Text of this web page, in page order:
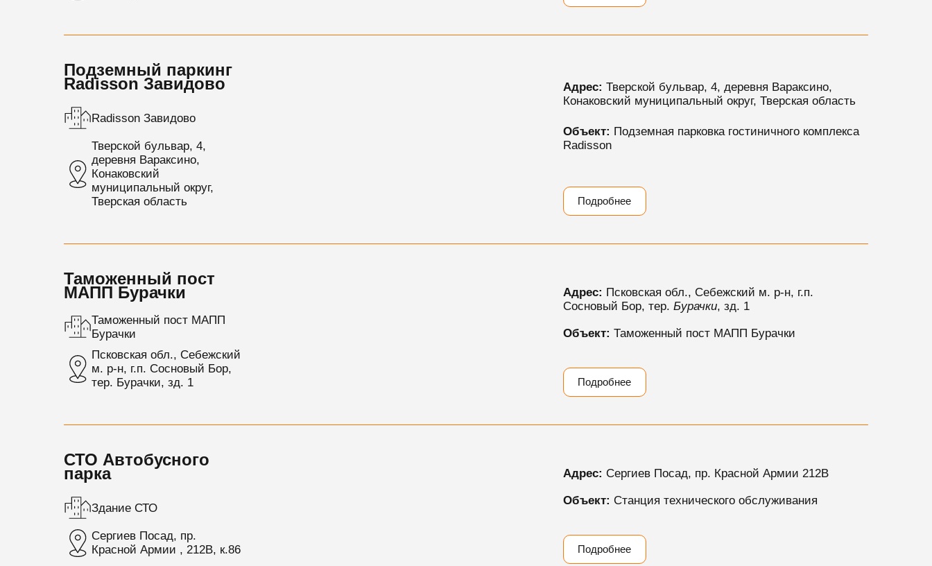
Подземный паркинг
Radisson Завидово
Radisson Завидово
Тверской бульвар, 4,
деревня Вараксино,
Конаковский
муниципальный округ,
Тверская область
Адрес: Тверской бульвар, 4, деревня Вараксино,
Конаковский муниципальный округ, Тверская область
Объект: Подземная парковка гостиничного комплекса
Radisson
Подробнее
Таможенный пост
МАПП Бурачки
Таможенный пост МАПП
Бурачки
Псковская обл., Себежский
м. р-н, г.п. Сосновый Бор,
тер. Бурачки, зд. 1
Адрес: Псковская обл., Себежский м. р-н, г.п.
Сосновый Бор, тер. Бурачки, зд. 1
Объект: Таможенный пост МАПП Бурачки
Подробнее
СТО Автобусного
парка
Здание СТО
Сергиев Посад, пр.
Красной Армии , 212В, к.86
Адрес: Сергиев Посад, пр. Красной Армии 212В
Объект: Станция технического обслуживания
Подробнее